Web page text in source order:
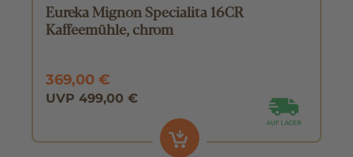
Eureka Mignon Specialita 16CR
Kaffeemühle, chrom
369,00 €
UVP 499,00 €